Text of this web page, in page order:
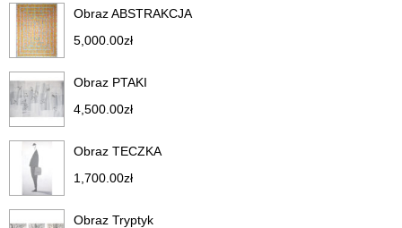
Obraz ABSTRAKCJA
5,000.00zł
Obraz PTAKI
4,500.00zł
Obraz TECZKA
1,700.00zł
Obraz Tryptyk